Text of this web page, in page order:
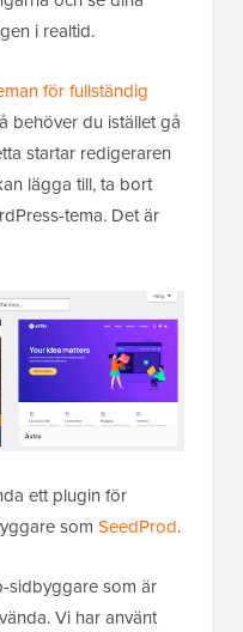
i realtid.
för fullständig
behöver du istället gå
startar redigeraren
lägga till, ta bort
tema. Det är
ett plugin för
som SeedProd.
sidbyggare som är
Vi har använt